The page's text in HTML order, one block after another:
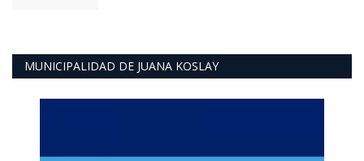
MUNICIPALIDAD DE JUANA KOSLAY